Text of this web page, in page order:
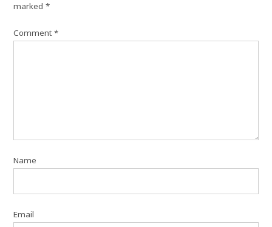
marked*
Comment*
Name
Email